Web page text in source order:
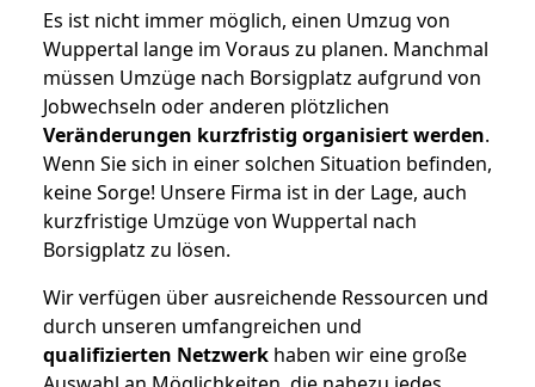
Es ist nicht immer möglich, einen Umzug von
Wuppertal lange im Voraus zu planen. Manchmal
müssen Umzüge nach Borsigplatz aufgrund von
Jobwechseln oder anderen plötzlichen
Veränderungen kurzfristig organisiert werden.
Wenn Sie sich in einer solchen Situation befinden,
keine Sorge! Unsere Firma ist in der Lage, auch
kurzfristige Umzüge von Wuppertal nach
Borsigplatz zu lösen.
Wir verfügen über ausreichende Ressourcen und
durch unseren umfangreichen und
qualifizierten Netzwerk haben wir eine große